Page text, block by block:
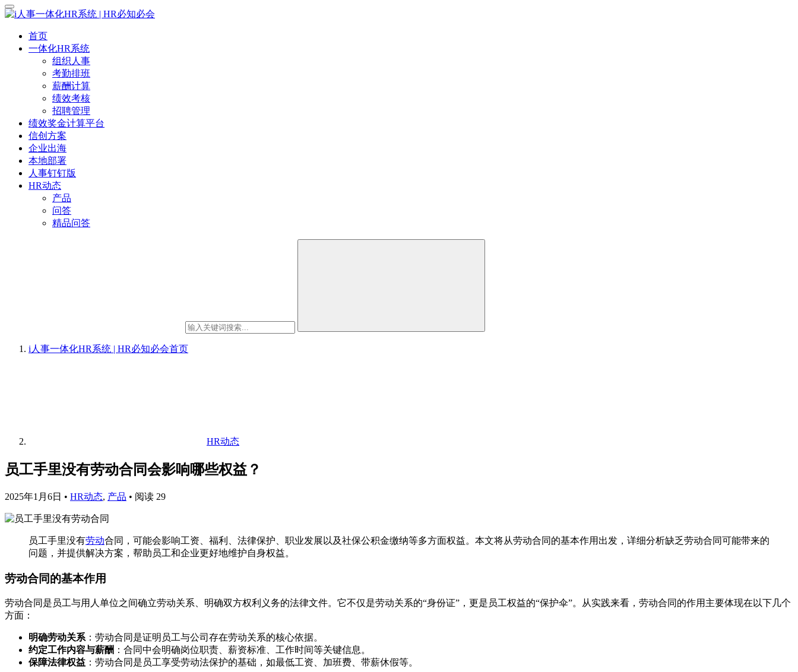
首页
一体化HR系统
组织人事
考勤排班
薪酬计算
绩效考核
招聘管理
绩效奖金计算平台
信创方案
企业出海
本地部署
人事钉钉版
HR动态
产品
问答
精品问答
i人事一体化HR系统 | HR必知必会首页
HR动态
员工手里没有劳动合同会影响哪些权益？
2025年1月6日 • HR动态, 产品 • 阅读 29
员工手里没有劳动合同，可能会影响工资、福利、法律保护、职业发展以及社保公积金缴纳等多方面权益。本文将从劳动合同的基本作用出发，详细分析缺乏劳动合同可能带来的
问题，并提供解决方案，帮助员工和企业更好地维护自身权益。
劳动合同的基本作用
劳动合同是员工与用人单位之间确立劳动关系、明确双方权利义务的法律文件。它不仅是劳动关系的“身份证”，更是员工权益的“保护伞”。从实践来看，劳动合同的作用主要体现在以下几个
方面：
明确劳动关系 ：劳动合同是证明员工与公司存在劳动关系的核心依据。
约定工作内容与薪酬 ：合同中会明确岗位职责、薪资标准、工作时间等关键信息。
保障法律权益 ：劳动合同是员工享受劳动法保护的基础，如最低工资、加班费、带薪休假等。